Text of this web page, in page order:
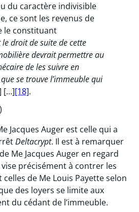
du caractère indivisible
ce sont les revenus de
le constituant
le droit de suite de cette
devrait permettre au
de les suivre en
se trouve l’immeuble qui
[…][18].
Jacques Auger est celle qui a
Deltacrypt. Il est à remarquer
Me Jacques Auger en regard
vise précisément à contrer les
de Me Louis Payette selon
des loyers se limite aux
du cédant de l’immeuble.